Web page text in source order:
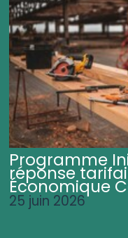
Programme
réponse
Économique
25 juin 2026